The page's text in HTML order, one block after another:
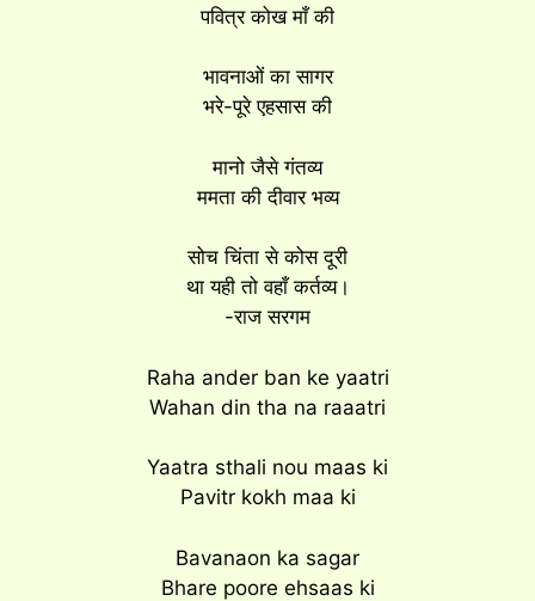
पवित्र कोख माँ की
भावनाओं का सागर
भरे-पूरे एहसास की
मानो जैसे गंतव्य
ममता की दीवार भव्य
सोच चिंता से कोस दूरी
था यही तो वहाँ कर्तव्य।
-राज सरगम
Raha ander ban ke yaatri
Wahan din tha na raaatri
Yaatra sthali nou maas ki
Pavitr kokh maa ki
Bavanaon ka sagar
Bhare poore ehsaas ki